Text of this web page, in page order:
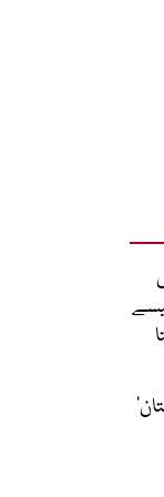
2 روپے 20 پیسے